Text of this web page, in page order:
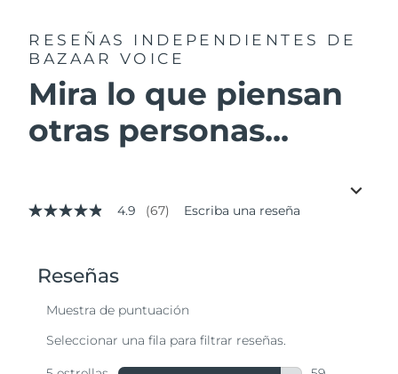
RESEÑAS INDEPENDIENTES
DE
BAZAAR VOICE
Mira lo que piensan
otras personas...
4.9
valor
medio
valoración.
4.9 (67) Escriba una reseña